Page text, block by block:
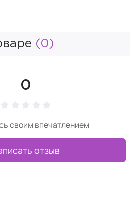
(0)
0
своим впечатлением
отзыв